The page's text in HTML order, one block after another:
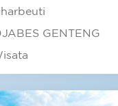
GENTENG